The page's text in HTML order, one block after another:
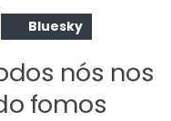
Bluesky
nós nos
fomos